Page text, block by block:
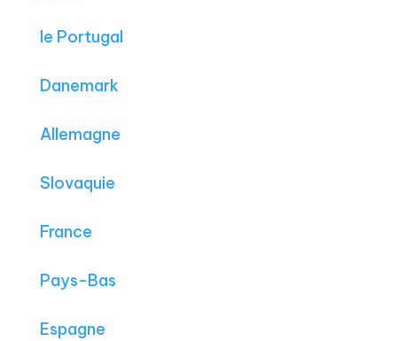
le Portugal
Danemark
Allemagne
Slovaquie
France
Pays-Bas
Espagne